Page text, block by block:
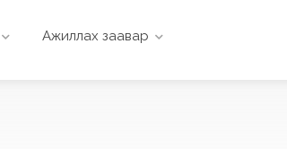
Ажиллах заавар